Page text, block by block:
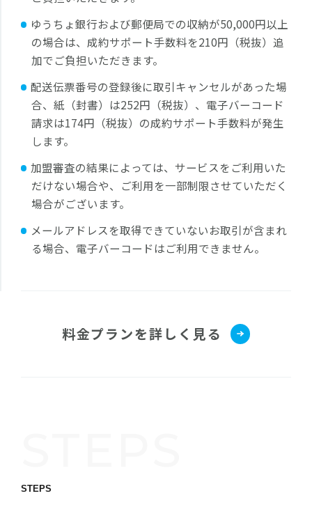
ゆうちょ銀行および郵便局での収納が50,000円以上
の場合は、成約サポート手数料を210円（税抜）追
加でご負担いただきます。
配送伝票番号の登録後に取引キャンセルがあった場
合、紙（封書）は252円（税抜）、電子バーコード
請求は174円（税抜）の成約サポート手数料が発生
します。
加盟審査の結果によっては、サービスをご利用いた
だけない場合や、ご利用を一部制限させていただく
場合がございます。
メールアドレスを取得できていないお取引が含まれ
る場合、電子バーコードはご利用できません。
料金プランを詳しく見る
STEPS